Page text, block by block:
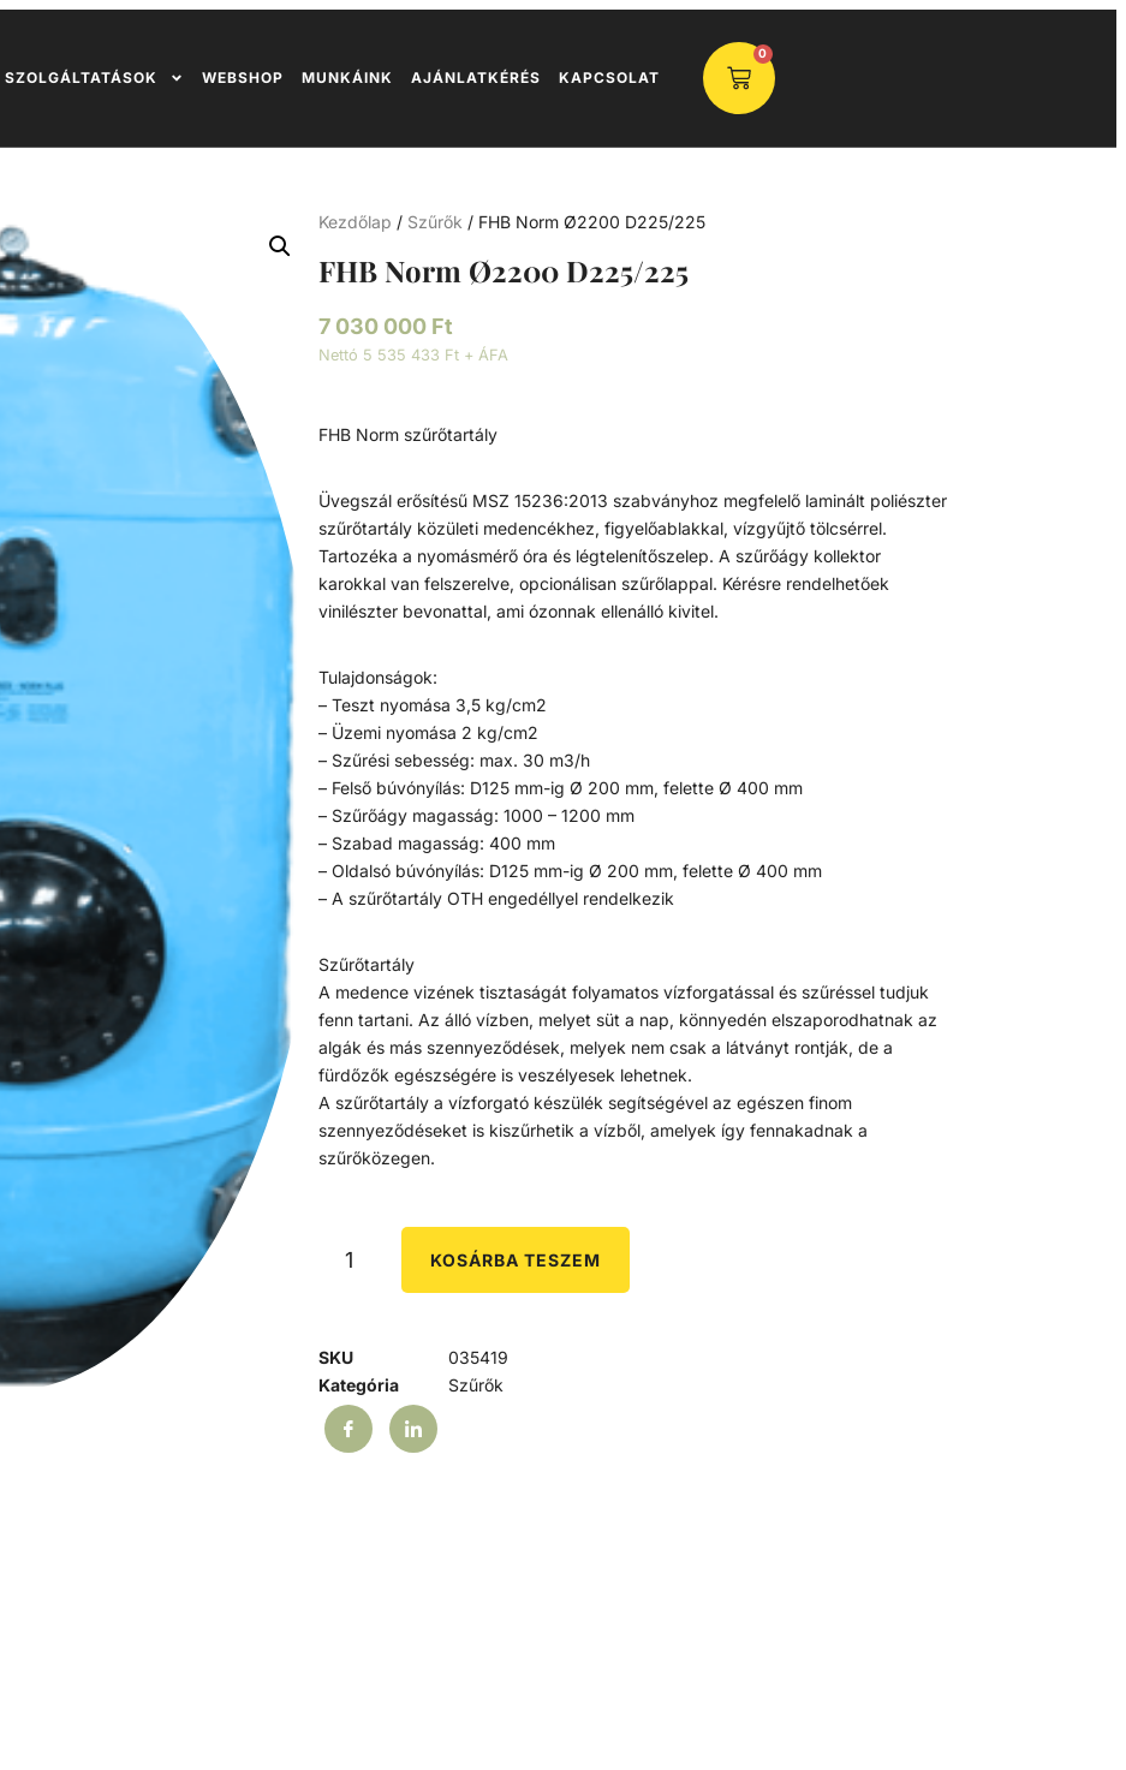
SZOLGÁLTATÁSOK WEBSHOP MUNKÁINK AJÁNLATKÉRÉS KAPCSOLAT
0
Kezdőlap / Szűrők / FHB Norm Ø2200 D225/225
FHB Norm Ø2200 D225/225
7 030 000 Ft
Nettó 5 535 433 Ft + ÁFA
FHB Norm szűrőtartály
Üvegszál erősítésű MSZ 15236:2013 szabványhoz megfelelő laminált poliészter
szűrőtartály közületi medencékhez, figyelőablakkal, vízgyűjtő tölcsérrel.
Tartozéka a nyomásmérő óra és légtelenítőszelep. A szűrőágy kollektor
karokkal van felszerelve, opcionálisan szűrőlappal. Kérésre rendelhetőek
vinilészter bevonattal, ami ózonnak ellenálló kivitel.
Tulajdonságok:
– Teszt nyomása 3,5 kg/cm2
– Üzemi nyomása 2 kg/cm2
– Szűrési sebesség: max. 30 m3/h
– Felső búvónyílás: D125 mm-ig Ø 200 mm, felette Ø 400 mm
– Szűrőágy magasság: 1000 – 1200 mm
– Szabad magasság: 400 mm
– Oldalsó búvónyílás: D125 mm-ig Ø 200 mm, felette Ø 400 mm
– A szűrőtartály OTH engedéllyel rendelkezik
Szűrőtartály
A medence vizének tisztaságát folyamatos vízforgatással és szűréssel tudjuk
fenn tartani. Az álló vízben, melyet süt a nap, könnyedén elszaporodhatnak az
algák és más szennyeződések, melyek nem csak a látványt rontják, de a
fürdőzők egészségére is veszélyesek lehetnek.
A szűrőtartály a vízforgató készülék segítségével az egészen finom
szennyeződéseket is kiszűrhetik a vízből, amelyek így fennakadnak a
szűrőközegen.
KOSÁRBA TESZEM
SKU
035419
Kategória
Szűrők